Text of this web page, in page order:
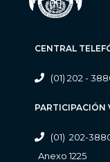
CENTRAL
(01) 202 -
PARTICIPACIÓN
(01) 202-
Anexo 1225